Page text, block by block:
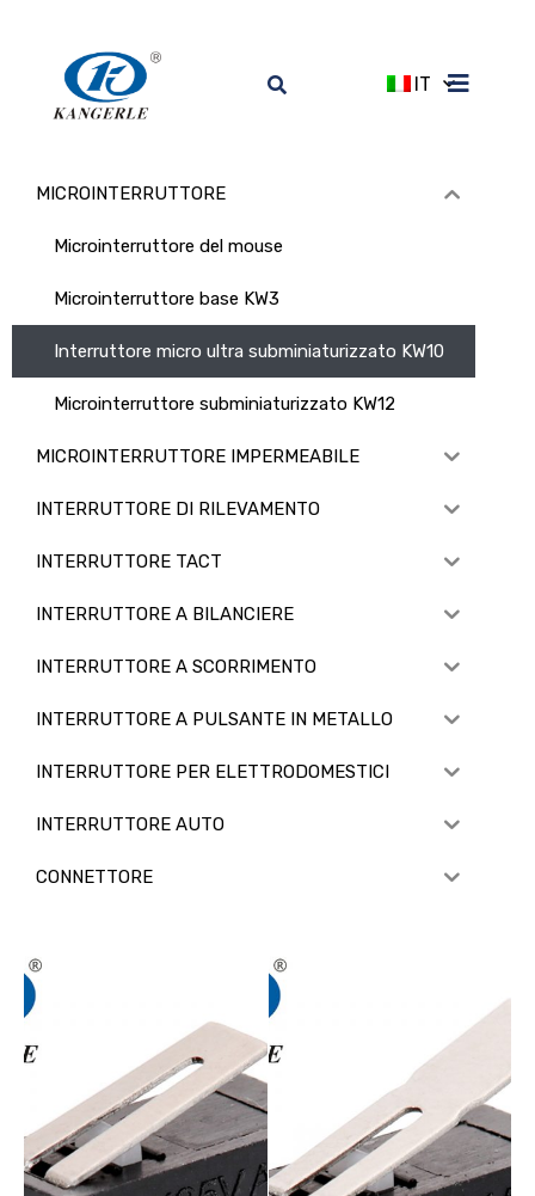
IT
MICROINTERRUTTORE
Microinterruttore del mouse
Microinterruttore base KW3
Interruttore micro ultra subminiaturizzato KW10
Microinterruttore subminiaturizzato KW12
MICROINTERRUTTORE IMPERMEABILE
INTERRUTTORE DI RILEVAMENTO
INTERRUTTORE TACT
INTERRUTTORE A BILANCIERE
INTERRUTTORE A SCORRIMENTO
INTERRUTTORE A PULSANTE IN METALLO
INTERRUTTORE PER ELETTRODOMESTICI
INTERRUTTORE AUTO
CONNETTORE